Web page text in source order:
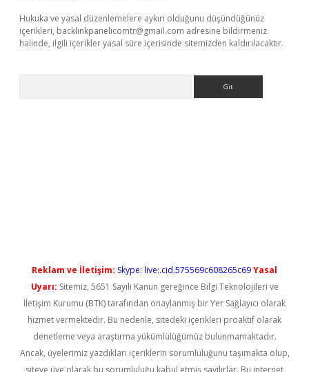
Hukuka ve yasal düzenlemelere aykırı olduğunu düşündüğünüz
içerikleri, backlinkpanelicomtr@gmail.com adresine bildirmeniz
halinde, ilgili içerikler yasal süre içerisinde sitemizden kaldırılacaktır.
Reklam ve İletişim: Skype: live:.cid.575569c608265c69Yasal
Uyarı: Sitemiz, 5651 Sayılı Kanun gereğince Bilgi Teknolojileri ve
İletişim Kurumu (BTK) tarafından onaylanmış bir Yer Sağlayıcı olarak
hizmet vermektedir. Bu nedenle, sitedeki içerikleri proaktif olarak
denetleme veya araştırma yükümlülüğümüz bulunmamaktadır.
Ancak, üyelerimiz yazdıkları içeriklerin sorumluluğunu taşımakta olup,
siteye üye olarak bu sorumluluğu kabul etmiş sayılırlar. Bu internet